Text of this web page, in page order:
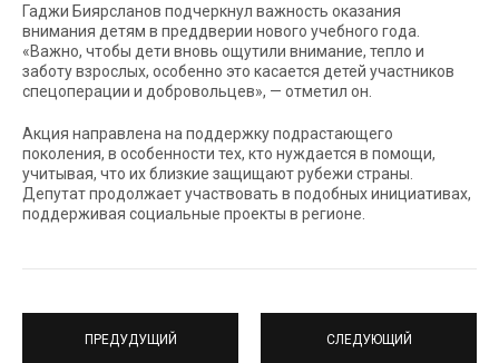
Гаджи Биярсланов подчеркнул важность оказания
внимания детям в преддверии нового учебного года.
«Важно, чтобы дети вновь ощутили внимание, тепло и
заботу взрослых, особенно это касается детей участников
спецоперации и добровольцев», — отметил он.
Акция направлена на поддержку подрастающего
поколения, в особенности тех, кто нуждается в помощи,
учитывая, что их близкие защищают рубежи страны.
Депутат продолжает участвовать в подобных инициативах,
поддерживая социальные проекты в регионе.
ПРЕДУДУЩИЙ СЛЕДУЮЩИЙ